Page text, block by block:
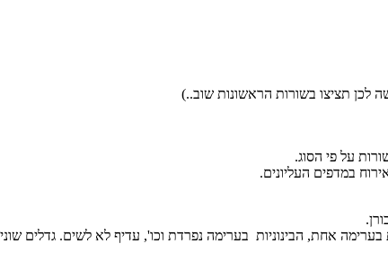
לכן תציצו בשורות הראשונות שוב..)
על פי הסוג.
במדפים העליונים.
אחת, הבינוניות בערימה נפרדת וכו', עדיף לא לשים. גדלים